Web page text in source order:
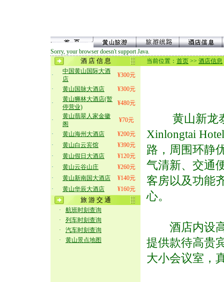
Sorry, your browser doesn't support Java.
酒 店 信 息
·
中国黄山国际大酒
店
¥300元
·
黄山国脉大酒店
¥300元
·
黄山狮林大酒店(暂
停营业)
¥480元
·
黄山翡翠人家金徽
阁
¥70元
·
黄山海州大酒店
¥200元
·
黄山白云宾馆
¥390元
·
黄山假日大酒店
¥120元
·
黄山云谷山庄
¥260元
·
黄山新南国大酒店
¥140元
·
黄山华辰大酒店 ¥160元
旅 游 交 通
·
航班时刻查询
·
列车时刻查询
·
汽车时刻查询
·
黄山景点地图
当前位置： 首页 >> 酒店信息
黄山新龙
Xinlongtai
路，周围环静
气清新、交通
客房以及功能
心。
酒店内设高
提供款待高贵
大小会议室，